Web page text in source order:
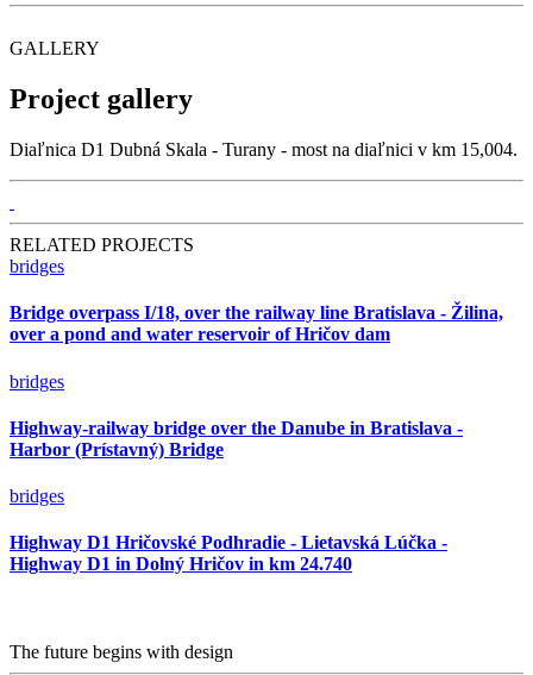
GALLERY
Project gallery
Diaľnica D1 Dubná Skala - Turany - most na diaľnici v km 15,004.
RELATED PROJECTS
bridges
Bridge overpass I/18, over the railway line Bratislava - Žilina,
over a pond and water reservoir of Hričov dam
bridges
Highway-railway bridge over the Danube in Bratislava -
Harbor (Prístavný) Bridge
bridges
Highway D1 Hričovské Podhradie - Lietavská Lúčka -
Highway D1 in Dolný Hričov in km 24.740
The future begins with design